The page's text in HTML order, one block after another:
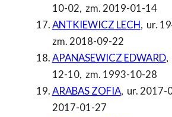
10-02, zm. 2019-01-14
ANTKIEWICZ LECH, ur.
zm. 2018-09-22
APANASEWICZ EDWARD,
12-10, zm. 1993-10-28
ARABAS ZOFIA, ur. 2017-
2017-01-27